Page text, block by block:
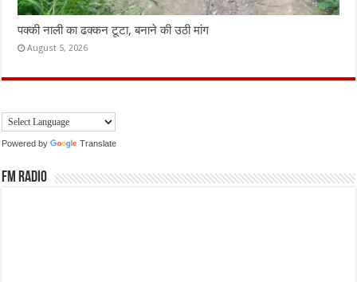
पक्की नाली का ढक्कन टूटा, बनाने की उठी मांग
August 5, 2026
Powered by Translate
FM Radio